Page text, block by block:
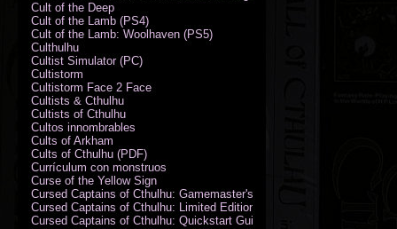
Cult of the Deep
Cult of the Lamb (PS4)
Cult of the Lamb: Woolhaven (PS5)
Culthulhu
Cultist Simulator (PC)
Cultistorm
Cultistorm Face 2 Face
Cultists & Cthulhu
Cultists of Cthulhu
Cultos innombrables
Cults of Arkham
Cults of Cthulhu (PDF)
Currículum con monstruos
Curse of the Yellow Sign
Cursed Captains of Cthulhu: Gamemaster's Toolkit & Dice
Cursed Captains of Cthulhu: Limited Edition
Cursed Captains of Cthulhu: Quickstart Guide (PDF)